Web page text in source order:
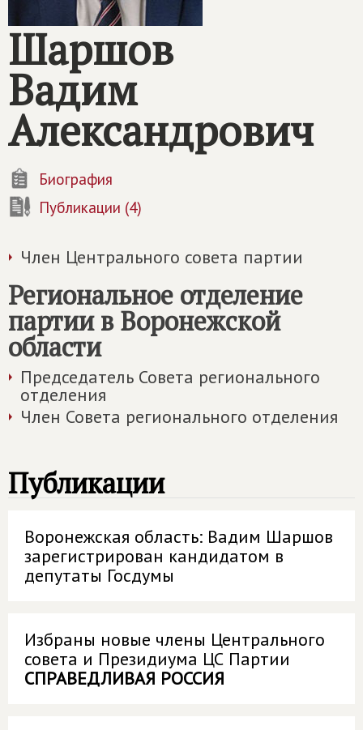
Шаршов
Вадим
Александрович
Биография
Публикации (4)
Член Центрального совета партии
Региональное отделение
партии в Воронежской
области
Председатель Совета регионального
отделения
Член Совета регионального отделения
Публикации
Воронежская область: Вадим Шаршов
зарегистрирован кандидатом в
депутаты Госдумы
Избраны новые члены Центрального
совета и Президиума ЦС Партии
СПРАВЕДЛИВАЯ РОССИЯ